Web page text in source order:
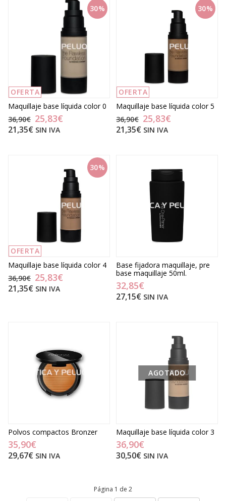
30%
OFERTA
Maquillaje base líquida color 0
36,90€ 25,83€
21,35€ SIN IVA
30%
OFERTA
Maquillaje base líquida color 5
36,90€ 25,83€
21,35€ SIN IVA
30%
OFERTA
Maquillaje base líquida color 4
36,90€ 25,83€
21,35€ SIN IVA
Base fijadora maquillaje, pre
base maquillaje 50ml.
32,85€
27,15€ SIN IVA
Polvos compactos Bronzer
35,90€
29,67€ SIN IVA
AGOTADO
Maquillaje base líquida color 3
36,90€
30,50€ SIN IVA
Página 1 de 2